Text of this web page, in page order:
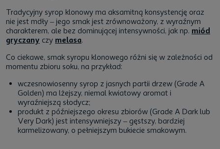
Tradycyjny syrop klonowy ma aksamitną konsystencję oraz
nie jest mdły – jego smak jest zrównoważony, z wyraźnym
charakterem, ale bez dominującej intensywności, jak np. miód
gryczany czy melasa.
Co ciekawe, smak syropu klonowego różni się w zależności od
momentu zbioru soku, na przykład:
wczesnowiosenny syrop z jasnych partii drzew (Grade A
Golden) ma lżejszy, niemal kwiatowy aromat i
wyraźniejszą słodycz;
produkt z późniejszego okresu zbiorów (Grade A Dark lub
Very Dark) jest intensywniejszy – gęstszy, bardziej
karmelizowany, o pełniejszym bukiecie smakowym.